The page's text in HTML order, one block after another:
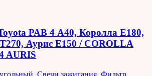
РАВ 4 A40, Королла E180,
Аурис E150 / COROLLA
AURIS
, Свечи зажигания, Фильтр